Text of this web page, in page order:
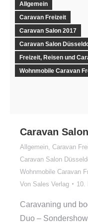
Allgemein
Caravan Freizeit
Caravan Salon 2017
Caravan Salon
Freizeit, Reisen und
Wohnmobile Caravan
Caravan
Allgemein Caravan
Caravan Salon
Wohnmobile Caravan
Von Sales Verlag 10.
Caravaning und
Duo –